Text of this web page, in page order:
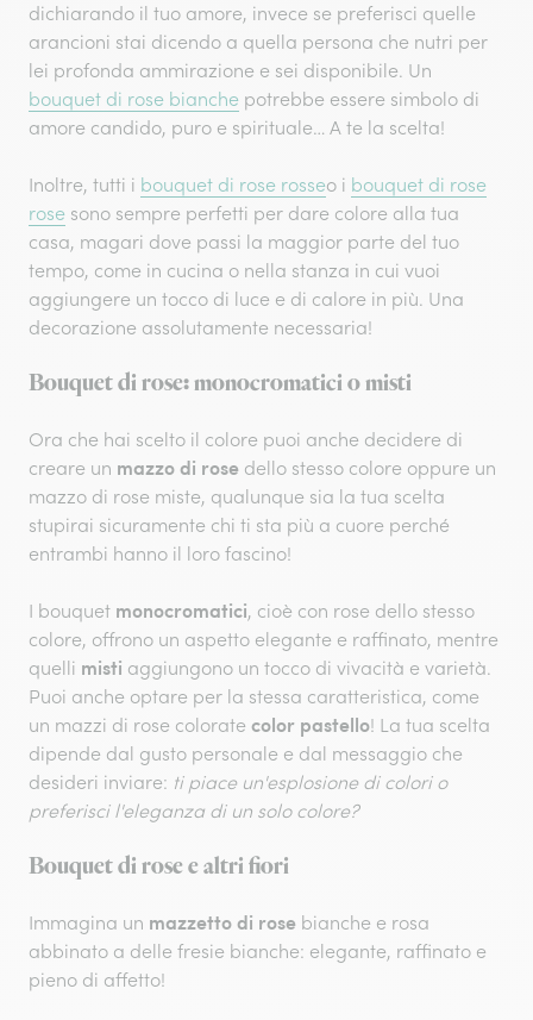
dichiarando il tuo amore, invece se preferisci quelle
arancioni stai dicendo a quella persona che nutri per
lei profonda ammirazione e sei disponibile. Un
bouquet di rose bianche potrebbe essere simbolo di
amore candido, puro e spirituale… A te la scelta!
Inoltre, tutti i bouquet di rose rosseo i bouquet di rose
rose sono sempre perfetti per dare colore alla tua
casa, magari dove passi la maggior parte del tuo
tempo, come in cucina o nella stanza in cui vuoi
aggiungere un tocco di luce e di calore in più. Una
decorazione assolutamente necessaria!
Bouquet di rose: monocromatici o misti
Ora che hai scelto il colore puoi anche decidere di
creare un mazzo di rose dello stesso colore oppure un
mazzo di rose miste, qualunque sia la tua scelta
stupirai sicuramente chi ti sta più a cuore perché
entrambi hanno il loro fascino!
I bouquet monocromatici, cioè con rose dello stesso
colore, offrono un aspetto elegante e raffinato, mentre
quelli misti aggiungono un tocco di vivacità e varietà.
Puoi anche optare per la stessa caratteristica, come
un mazzi di rose colorate color pastello! La tua scelta
dipende dal gusto personale e dal messaggio che
desideri inviare: ti piace un'esplosione di colori o
preferisci l'eleganza di un solo colore?
Bouquet di rose e altri fiori
Immagina un mazzetto di rose bianche e rosa
abbinato a delle fresie bianche: elegante, raffinato e
pieno di affetto!